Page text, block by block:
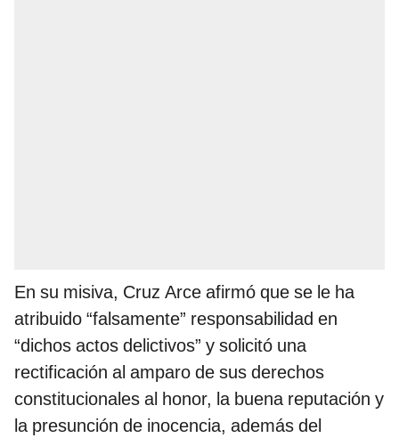
En su misiva, Cruz Arce afirmó que se le ha
atribuido “falsamente” responsabilidad en
“dichos actos delictivos” y solicitó una
rectificación al amparo de sus derechos
constitucionales al honor, la buena reputación y
la presunción de inocencia, además del